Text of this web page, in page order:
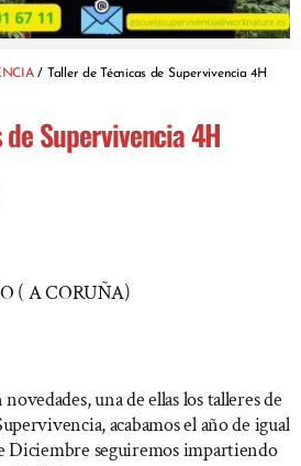
/ Taller de Técnicas de Supervivencia 4H
Supervivencia 4H
( A CORUÑA)
una de ellas los talleres de
acabamos el año de igual
Diciembre seguiremos impartiendo